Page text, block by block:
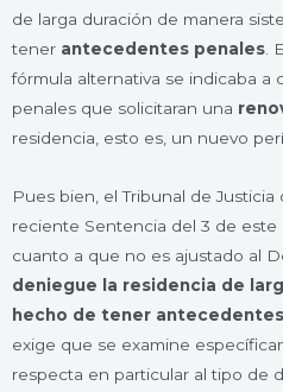
de larga duración de manera
tener antecedentes penales .
fórmula alternativa se indicaba
penales que solicitaran una
residencia, esto es, un nuevo
Pues bien, el Tribunal de
reciente Sentencia del 3 de este
cuanto a que no es ajustado al
deniegue la residencia de
hecho de tener
exige que se examine
respecta en particular al tipo de